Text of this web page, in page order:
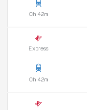
0h 42m
Express
0h 42m